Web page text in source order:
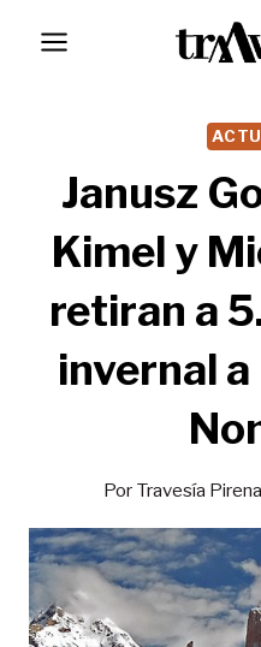
Janusz
Kimel y
retiran a
invernal a
Por Travesía